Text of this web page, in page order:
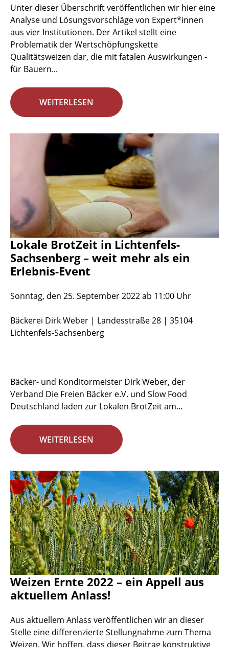
Unter dieser Überschrift veröffentlichen wir hier eine
Analyse und Lösungsvorschläge von Expert*innen
aus vier Institutionen. Der Artikel stellt eine
Problematik der Wertschöpfungskette
Qualitätsweizen dar, die mit fatalen Auswirkungen -
für Bauern...
WEITERLESEN
Lokale BrotZeit in Lichtenfels-
Sachsenberg – weit mehr als ein
Erlebnis-Event
Sonntag, den 25. September 2022 ab 11:00 Uhr
Bäckerei Dirk Weber | Landesstraße 28 | 35104
Lichtenfels-Sachsenberg
Bäcker- und Konditormeister Dirk Weber, der
Verband Die Freien Bäcker e.V. und Slow Food
Deutschland laden zur Lokalen BrotZeit am...
WEITERLESEN
Weizen Ernte 2022 – ein Appell aus
aktuellem Anlass!
Aus aktuellem Anlass veröffentlichen wir an dieser
Stelle eine differenzierte Stellungnahme zum Thema
Weizen. Wir hoffen, dass dieser Beitrag konstruktive